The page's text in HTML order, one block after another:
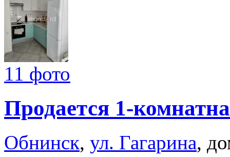
11 фото
Продается 1-
Обнинск, ул. Гагарина,